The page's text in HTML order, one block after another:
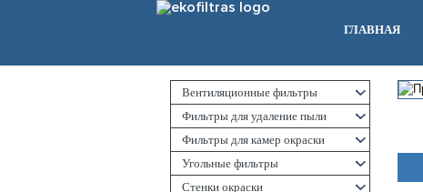
ГЛАВНАЯ
Вентиляционные фильтры
Фильтры для удаление пыли
Фильтры для камер окраски
Угольные фильтры
Стенки окраски